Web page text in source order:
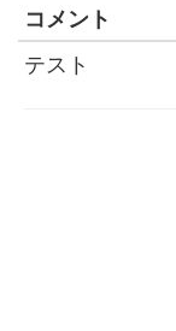
コメント
テスト